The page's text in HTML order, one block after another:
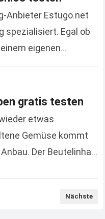
Anbieter Estugo.net
spezialisiert. Egal ob
eigenen
gratis testen
etwas
Gemüse kommt
Der Beutelinhalt
Nächste